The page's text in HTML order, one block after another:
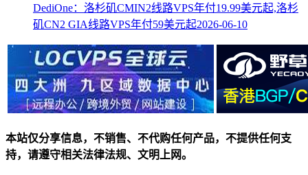
DediOne：洛杉矶CMIN2线路VPS年付19.99美元起,洛杉
矶CN2 GIA线路VPS年付59美元起2026-06-10
本站仅分享信息，不销售、不代购任何产品，不提供任何支
持，请遵守相关法律法规、文明上网。